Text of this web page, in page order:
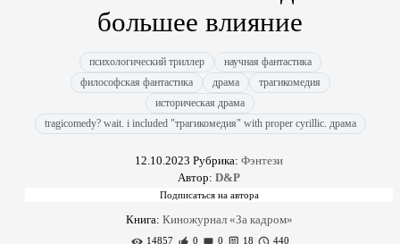
большее влияние
психологический триллер
научная фантастика
философская фантастика
драма
трагикомедия
историческая драма
tragicomedy? wait. i included "трагикомедия" with proper cyrillic. драма
12.10.2023 Рубрика: Фэнтези
Автор: D&P
Книга: Киножурнал «За кадром»
14857 0 0 18 440